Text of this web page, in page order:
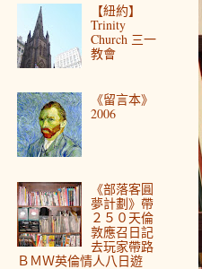
【紐約】
Trinity
Church 三一
教會
《留言本》
2006
《部落客圓
夢計劃》帶
２５０天倫
敦應召日記
去玩家帶路
ＢＭＷ英倫情人八日遊